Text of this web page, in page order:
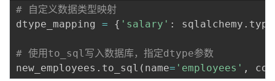
# 自定义数据类型映射
dtype_mapping = { 'salary' : sqlalchemy .
# 使用to_sql写入数据库，指定dtype参数
new_employees . to_sql ( name= 'employees' , con